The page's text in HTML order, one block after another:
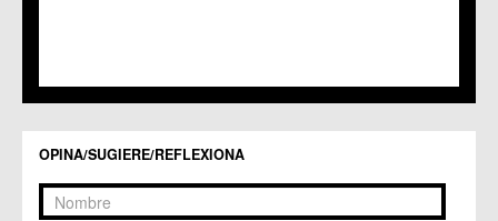
OPINA/SUGIERE/REFLEXIONA